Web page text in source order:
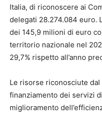
Italia, di riconoscere ai
delegati 28.274.084 euro.
dei 145,9 milioni di euro
territorio nazionale nel
29,7% rispetto all’anno
Le risorse riconosciute
finanziamento dei servizi
miglioramento